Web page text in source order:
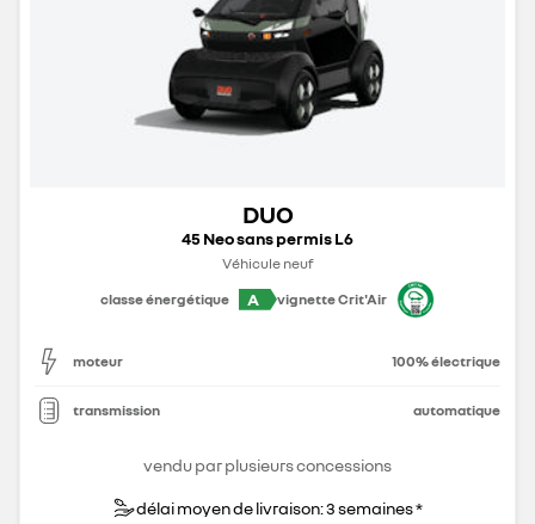
DUO
45 Neo sans permis L6
Véhicule neuf
classe énergétique
A vignette Crit'Air
moteur 100% électrique
transmission automatique
vendu par plusieurs concessions
délai moyen de livraison: 3 semaines *